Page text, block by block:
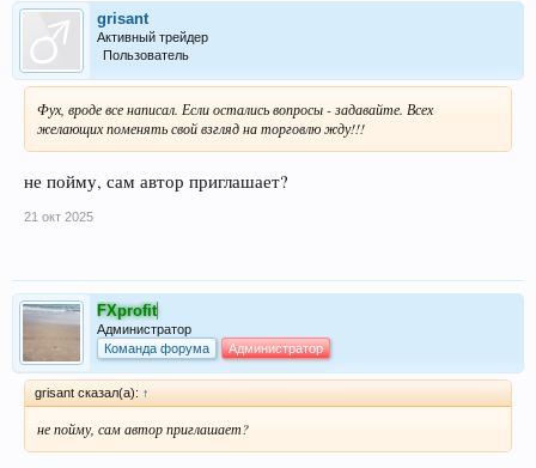
grisant
Активный трейдер
Пользователь
Фух, вроде все написал. Если остались вопросы - задавайте. Всех
желающих поменять свой взгляд на торговлю жду!!!
не пойму, сам автор приглашает?
21 окт 2025
FXprofit
Администратор
Команда форума
Администратор
grisant сказал(а): ↑
не пойму, сам автор приглашает?